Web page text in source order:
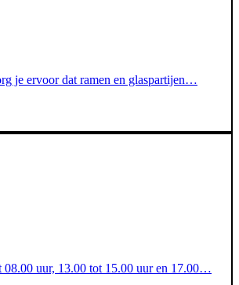
je ervoor dat ramen en glaspartijen…
08.00 uur, 13.00 tot 15.00 uur en 17.00…